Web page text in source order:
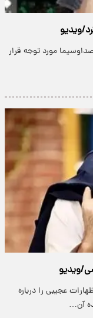
ویدیو
مورد توجه قرار
ویدیو
عجیبی را درباره
آن…